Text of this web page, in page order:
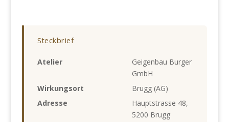
Steckbrief
Atelier
Geigenbau Burger
GmbH
Wirkungsort
Brugg (AG)
Adresse
Hauptstrasse 48,
5200 Brugg